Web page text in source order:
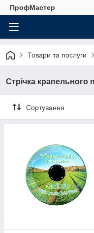
ПрофМастер
Товари та послуги
Стрічка крапельного
Сортування